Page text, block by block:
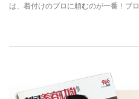
は、着付けのプロに頼むのが一番！ブ